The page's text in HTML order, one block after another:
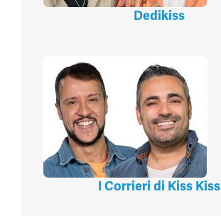
Dedikiss
I Corrieri di Kiss Kiss